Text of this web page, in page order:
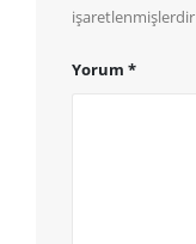
işaretlenmişlerdir
Yorum *